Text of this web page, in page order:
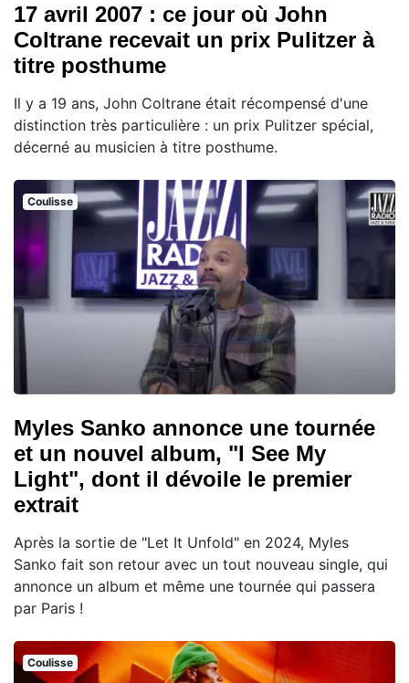
17 avril 2007 : ce jour où John
Coltrane recevait un prix Pulitzer à
titre posthume
Il y a 19 ans, John Coltrane était récompensé d'une
distinction très particulière : un prix Pulitzer spécial,
décerné au musicien à titre posthume.
Coulisse
Myles Sanko annonce une tournée
et un nouvel album, "I See My
Light", dont il dévoile le premier
extrait
Après la sortie de "Let It Unfold" en 2024, Myles
Sanko fait son retour avec un tout nouveau single, qui
annonce un album et même une tournée qui passera
par Paris !
Coulisse